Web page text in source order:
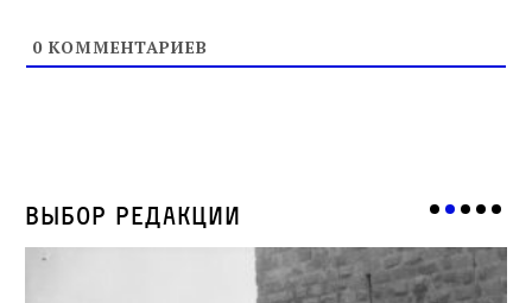
0 КОММЕНТАРИЕВ
Выбор редакции